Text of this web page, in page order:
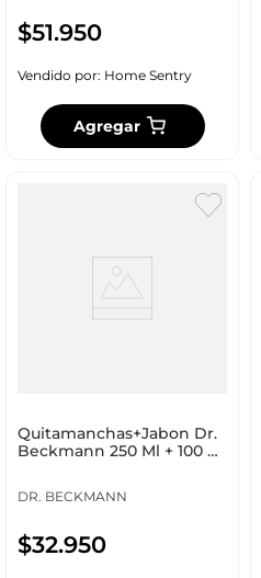
$51.950
Vendido por: Home Sentry
Agregar
Quitamanchas+Jabon Dr.
Beckmann 250 Ml + 100 Gr
DR. BECKMANN
$32.950